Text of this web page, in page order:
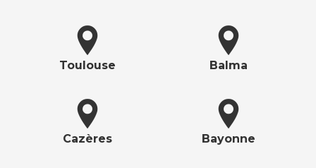
Toulouse Balma
Cazères Bayonne